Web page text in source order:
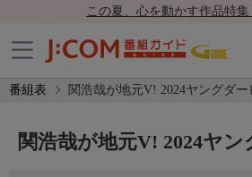
この夏、心を動かす作品特集
番組表 関浩哉が地元V! 2024ヤングダー
関浩哉が地元V! 2024ヤン